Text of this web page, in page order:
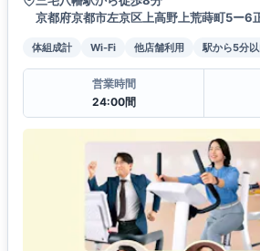
京都府京都市左京区上高野上荒蒔町5ー6
体組成計 Wi-Fi 他店舗利用 駅から5分
営業時間
24:00間